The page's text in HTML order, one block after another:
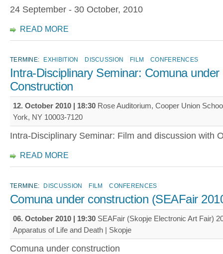
24 September - 30 October, 2010
READ MORE
TERMINE: EXHIBITION DISCUSSION FILM CONFERENCES
Intra-Disciplinary Seminar: Comuna under
Construction
12. October 2010 | 18:30 Rose Auditorium, Cooper Union
York, NY 10003-7120
Intra-Disciplinary Seminar: Film and discussion with
READ MORE
TERMINE: DISCUSSION FILM CONFERENCES
Comuna under construction (SEAFair
06. October 2010 | 19:30 SEAFair (Skopje Electronic Art Fair)
Apparatus of Life and Death | Skopje
Comuna under construction